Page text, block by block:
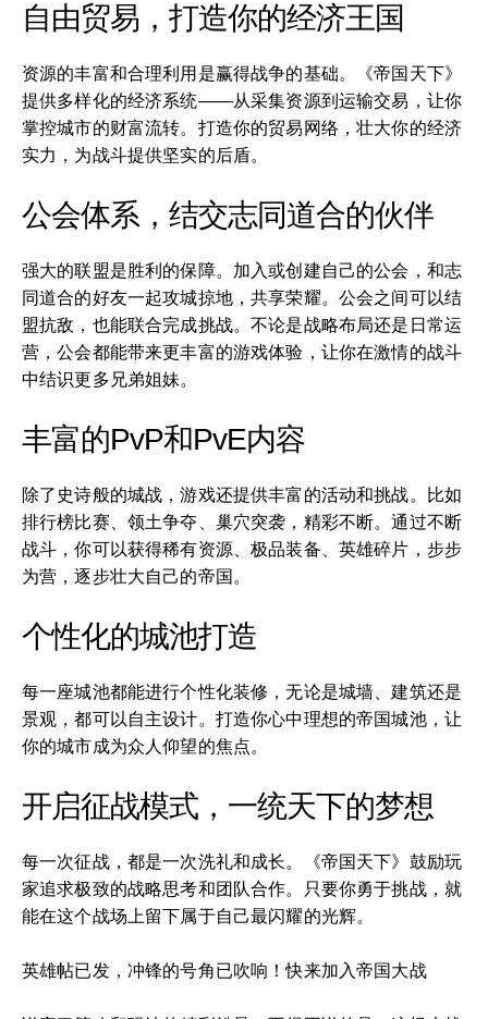
自由贸易，打造你的经济王国
资源的丰富和合理利用是赢得战争的基础。《帝国天下》
提供多样化的经济系统——从采集资源到运输交易，让你
掌控城市的财富流转。打造你的贸易网络，壮大你的经济
实力，为战斗提供坚实的后盾。
公会体系，结交志同道合的伙伴
强大的联盟是胜利的保障。加入或创建自己的公会，和志
同道合的好友一起攻城掠地，共享荣耀。公会之间可以结
盟抗敌，也能联合完成挑战。不论是战略布局还是日常运
营，公会都能带来更丰富的游戏体验，让你在激情的战斗
中结识更多兄弟姐妹。
丰富的PvP和PvE内容
除了史诗般的城战，游戏还提供丰富的活动和挑战。比如
排行榜比赛、领土争夺、巢穴突袭，精彩不断。通过不断
战斗，你可以获得稀有资源、极品装备、英雄碎片，步步
为营，逐步壮大自己的帝国。
个性化的城池打造
每一座城池都能进行个性化装修，无论是城墙、建筑还是
景观，都可以自主设计。打造你心中理想的帝国城池，让
你的城市成为众人仰望的焦点。
开启征战模式，一统天下的梦想
每一次征战，都是一次洗礼和成长。《帝国天下》鼓励玩
家追求极致的战略思考和团队合作。只要你勇于挑战，就
能在这个战场上留下属于自己最闪耀的光辉。
英雄帖已发，冲锋的号角已吹响！快来加入帝国大战